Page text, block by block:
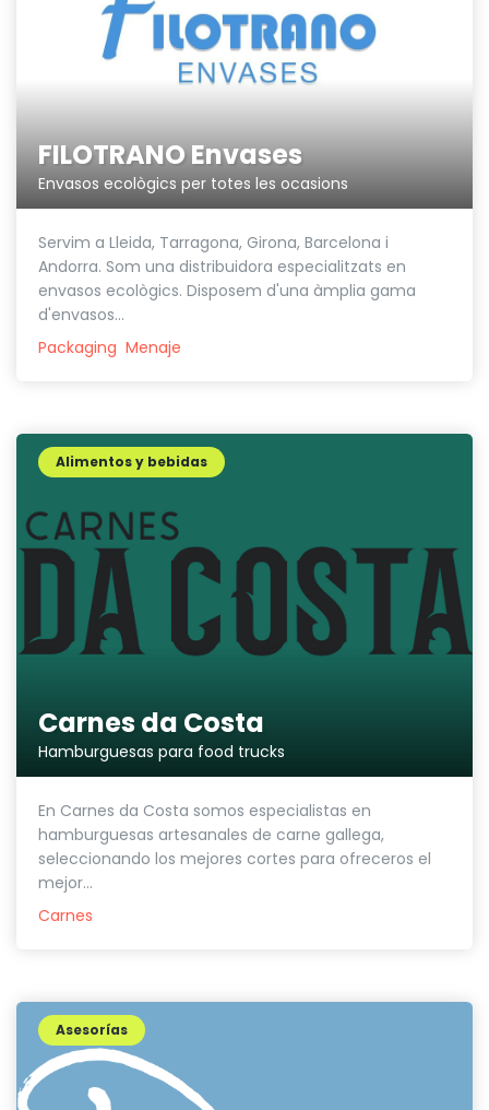
FILOTRANO Envases
Envasos ecològics per totes les ocasions
Servim a Lleida, Tarragona, Girona, Barcelona i
Andorra. Som una distribuidora especialitzats en
envasos ecològics. Disposem d'una àmplia gama
d'envasos...
Packaging Menaje
Carnes da Costa
Hamburguesas para food trucks
Alimentos y bebidas
En Carnes da Costa somos especialistas en
hamburguesas artesanales de carne gallega,
seleccionando los mejores cortes para ofreceros el
mejor...
Carnes
Asesorías